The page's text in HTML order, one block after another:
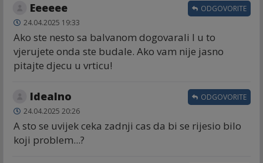
Eeeeee
24.04.2025 19:33
Ako ste nesto sa balvanom dogovarali I u to
vjerujete onda ste budale. Ako vam nije jasno
pitajte djecu u vrticu!
ODGOVORITE
Idealno
24.04.2025 20:26
A sto se uvijek ceka zadnji cas da bi se rijesio bilo
koji problem...?
ODGOVORITE